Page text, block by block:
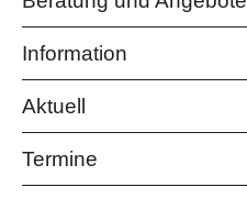
Information
Aktuell
Termine